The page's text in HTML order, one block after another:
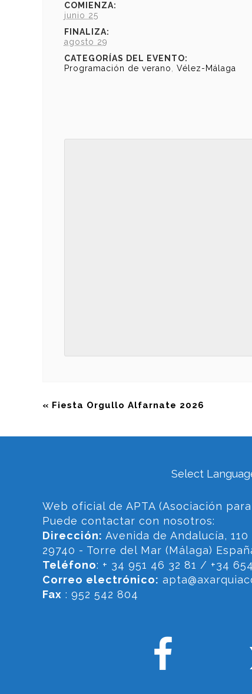
COMIENZA:
junio 25
FINALIZA:
agosto 29
CATEGORÍAS DEL EVENTO:
Programación de verano
Vélez-Málaga
Navegación
Evento
« Fiesta Orgullo Alfarnate 2026
Select
Web oficial de APTA (Asociación
Puede contactar con nosotros:
Dirección: Avenida de Andalucía, 110
29740 - Torre del Mar (Málaga)
Teléfono: + 34 951 46 32 81 / +34
Correo electrónico:
Fax : 952 542 804